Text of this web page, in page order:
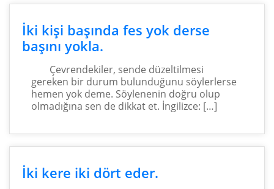
İki kişi başında fes yok derse
başını yokla.
Çevrendekiler, sende düzeltilmesi
gereken bir durum bulunduğunu söylerlerse
hemen yok deme. Söylenenin doğru olup
olmadığına sen de dikkat et. İngilizce: […]
İki kere iki dört eder.